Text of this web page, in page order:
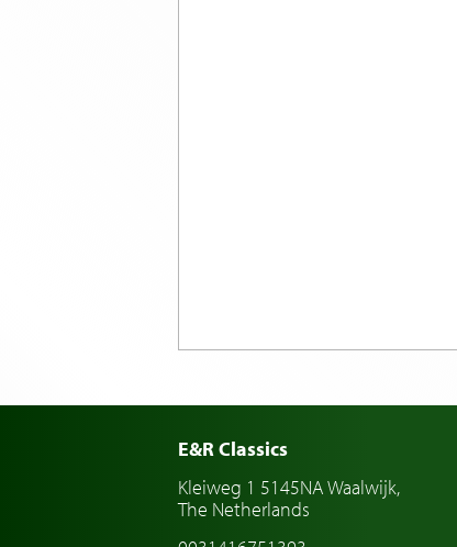
E&R Classics
Kleiweg 1 5145NA Waalwijk,
The Netherlands